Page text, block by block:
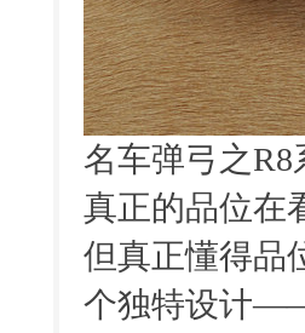
名车弹弓之R8
真正的品位在
但真正懂得品
个独特设计